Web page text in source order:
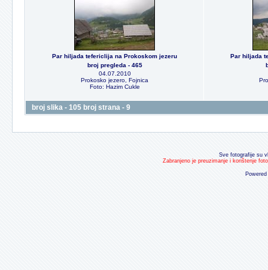
Par hiljada tefericlija na Prokoskom jezeru
broj pregleda - 465
04.07.2010
Prokosko jezero, Fojnica
Foto: Hazim Cukle
Par hiljada
broj slika - 105 broj strana - 9
Sve fotografije su
Zabranjeno je preuzimanje i korištenje